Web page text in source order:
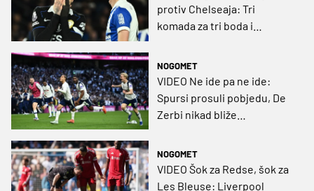
protiv Chelseaja: Tri
komada za tri boda i
NOGOMET
VIDEO Ne ide pa ne ide:
Spursi prosuli pobjedu, De
Zerbi nikad bliže
NOGOMET
VIDEO Šok za Redse, šok za
Les Bleuse: Liverpool